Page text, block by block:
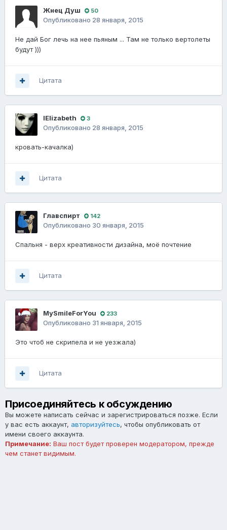
Жнец Душ 50
Опубликовано 28 января, 2015
Не дай Бог лечь на нее пьяным ... Там не только вертолеты
будут )))
Цитата
lElizabeth 3
Опубликовано 28 января, 2015
кровать-качалка)
Цитата
Главспирт 142
Опубликовано 30 января, 2015
Спальня - верх креативности дизайна, моё почтение
Цитата
MySmileForYou 233
Опубликовано 31 января, 2015
Это чтоб не скрипела и не уезжала)
Цитата
Присоединяйтесь к обсуждению
Вы можете написать сейчас и зарегистрироваться позже. Если
у вас есть аккаунт, авторизуйтесь, чтобы опубликовать от
имени своего аккаунта.
Примечание: Ваш пост будет проверен модератором, прежде
чем станет видимым.